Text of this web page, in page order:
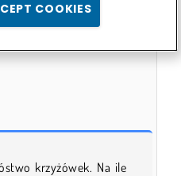
krzyżówek. Na ile
COOKIES